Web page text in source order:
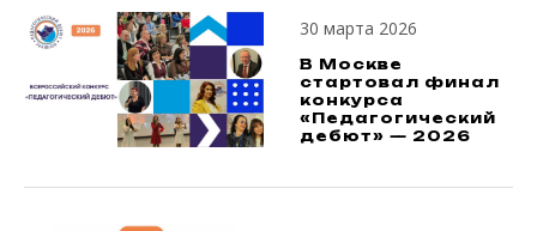
30 марта 2026
В Москве
стартовал финал
конкурса
«Педагогический
дебют» — 2026